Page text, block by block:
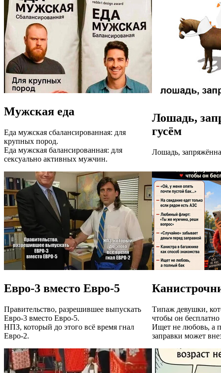
Мужская еда
Еда мужская сбалансированная: для
крупных пород.
Еда мужская балансированная: для
сексуально активных мужчин.
Лошадь,
гусём
Лошадь,
Евро-3 вместо Евро-5
Правительство, разрешившее выпускать
Евро-3 вместо Евро-5.
НПЗ, который до этого всё время гнал
Евро-2.
Типаж девушки,
чтобы он бесплатно
Ищет не любовь, а
заправки может